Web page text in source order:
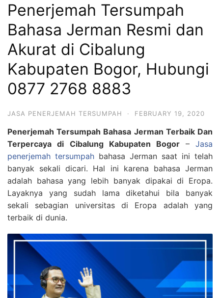
Penerjemah Tersumpah
Bahasa Jerman Resmi dan
Akurat di Cibalung
Kabupaten Bogor, Hubungi
0877 2768 8883
JASA PENERJEMAH TERSUMPAH · FEBRUARY 19, 2020
Penerjemah Tersumpah Bahasa Jerman Terbaik Dan
Terpercaya di Cibalung Kabupaten Bogor –Jasa
penerjemah tersumpah bahasa Jerman saat ini telah
banyak sekali dicari. Hal ini karena bahasa Jerman
adalah bahasa yang lebih banyak dipakai di Eropa.
Layaknya yang sudah lama diketahui bila banyak
sekali sebagian universitas di Eropa adalah yang
terbaik di dunia.